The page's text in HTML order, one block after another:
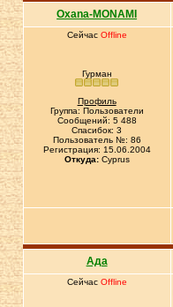
Oxana-MONAMI
Сейчас Offline
Гурман
Профиль
Группа: Пользователи
Сообщений: 5 488
Спасибок: 3
Пользователь №: 86
Регистрация: 15.06.2004
Откуда:Cyprus
Ада
Сейчас Offline